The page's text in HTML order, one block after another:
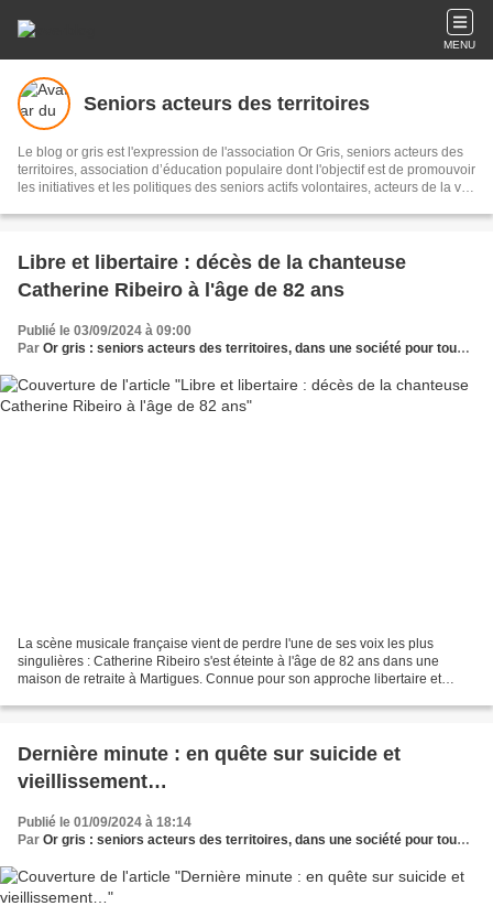
MENU
Seniors acteurs des territoires
Le blog or gris est l'expression de l'association Or Gris, seniors acteurs des
territoires, association d’éducation populaire dont l'objectif est de promouvoir
les initiatives et les politiques des seniors actifs volontaires, acteurs de la vie
territoires. Il s'agit de recueillir et diffuser initiatives et informations sur le
Libre et libertaire : décès de la chanteuse
Catherine Ribeiro à l'âge de 82 ans
Publié le 03/09/2024 à 09:00
Par Or gris : seniors acteurs des territoires, dans une société pour tous les âges
La scène musicale française vient de perdre l'une de ses voix les plus
singulières : Catherine Ribeiro s'est éteinte à l'âge de 82 ans dans une
maison de retraite à Martigues. Connue pour son approche libertaire et
Dernière minute : en quête sur suicide et
vieillissement…
Publié le 01/09/2024 à 18:14
Par Or gris : seniors acteurs des territoires, dans une société pour tous les âges